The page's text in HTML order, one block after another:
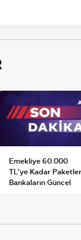
Emekliye 60.000
TL'ye Kadar
Bankaların Güncel
Promosyon ve Ek